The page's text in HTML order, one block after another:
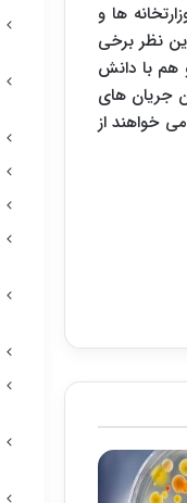
ها و
نظر برخی
هم با دانش
جریان های
خواهند از